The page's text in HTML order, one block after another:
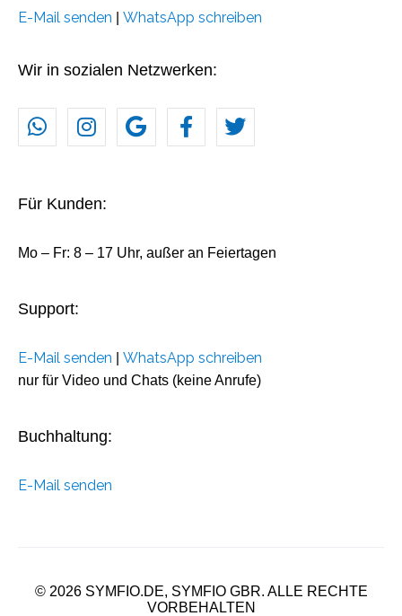
E-Mail senden WhatsApp schreiben
Wir in sozialen Netzwerken:
Für Kunden:
Mo – Fr: 8 – 17 Uhr, außer an Feiertagen
Support:
E-Mail senden WhatsApp schreiben
nur für Video und Chats (keine Anrufe)
Buchhaltung:
E-Mail senden
© 2026 SYMFIO.DE, SYMFIO GBR. ALLE RECHTE
VORBEHALTEN